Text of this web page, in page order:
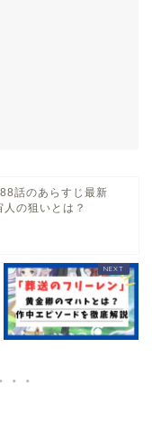
話のあらすじ最新
の狙いとは？